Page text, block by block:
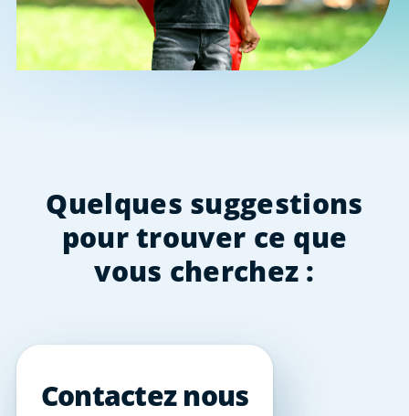
Quelques suggestions
pour trouver ce que
vous cherchez :
Contactez nous